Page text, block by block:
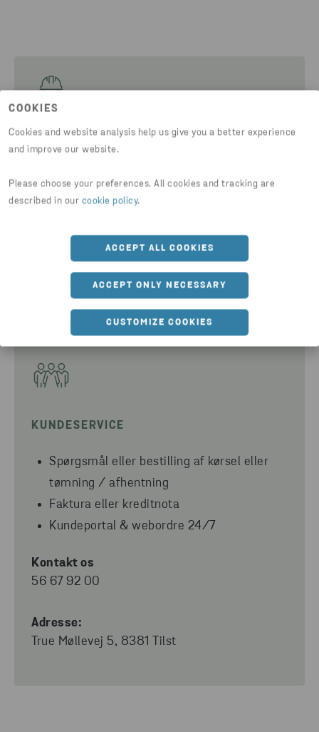
COOKIES
Cookies and website analysis help us give you a better experience
and improve our website.
Please choose your preferences. All cookies and tracking are
described in our cookie policy.
ACCEPT ALL COOKIES
ACCEPT ONLY NECESSARY
CUSTOMIZE COOKIES
ET STENA UDEN ULYKKER
Husk!
Følg markeringerne
Gå ikke alene på pladsen
KUNDESERVICE
Spørgsmål eller bestilling af kørsel eller
tømning / afhentning
Faktura eller kreditnota
Kundeportal & webordre 24/7
Kontakt os
56 67 92 00
Adresse:
True Møllevej 5, 8381 Tilst